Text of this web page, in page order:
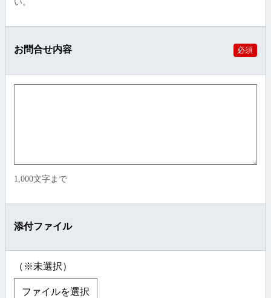
お問合せ内容 必須
1,000文字まで
添付ファイル
（※未選択）
ファイルを選択